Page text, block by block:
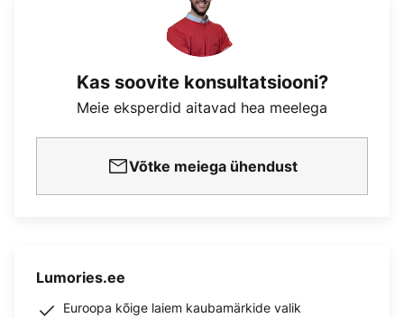
Kas soovite konsultatsiooni?
Meie eksperdid aitavad hea meelega
Võtke meiega ühendust
Lumories.ee
Euroopa kõige laiem kaubamärkide valik